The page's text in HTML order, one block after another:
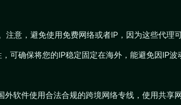
意，避免使用免费网络或者IP，因为这些代理
可确保将您的IP稳定固定在海外，能避免因IP波
软件使用合法合规的跨境网络专线，使用共享